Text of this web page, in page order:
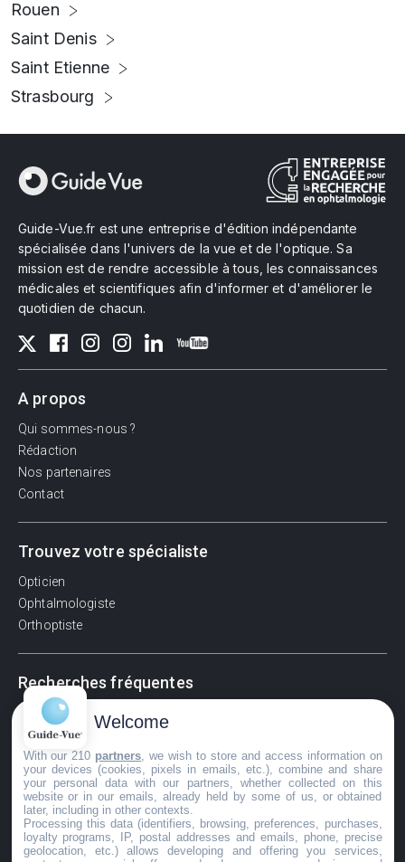
Rouen
Saint Denis
Saint Etienne
Strasbourg
Guide-Vue.fr est une entreprise d'édition indépendante
spécialisée dans l'univers de la vue et de l'optique. Sa
mission est de rendre accessible à tous, les connaissances
médicales et scientifiques afin d'informer et d'améliorer le
quotidien de chacun.
A propos
Qui sommes-nous ?
Rédaction
Nos partenaires
Contact
Trouvez votre spécialiste
Opticien
Ophtalmologiste
Orthoptiste
Recherches fréquentes
Pathologies adultes
Signes d'une urgence ophtalmologique
La vision
Acuité visuelle
Myosis / mydriase
Œdème oculaire
Welcome
With our 210 partners , we wish to store and access information on
your devices (cookies, pixels in emails, etc.), combine and share
your personal data with our partners, whether collected on this
website or in our emails, already held by some of us, or obtained
later, including in other contexts.
Processing this data (identifiers, browsing, preferences, purchases,
loyalty programs, IP, postal addresses and emails, phone, precise
geolocation, etc.) allows developing and offering you services,